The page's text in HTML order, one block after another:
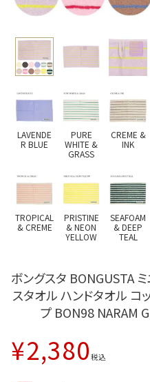
LAVENDE
R BLUE
PURE
WHITE &
GRASS
CREME &
INK
TROPICAL
& CREME
PRISTINE
& NEON
YELLOW
SEAFOAM
& DEEP
TEAL
ボングスタ BONGUSTA
スタオル ハンドタオル コ
プ BON98 NARAM
¥2,380 税込